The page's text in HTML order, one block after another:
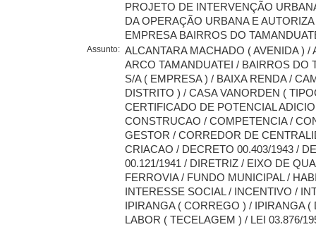
PROJETO DE INTERVENÇÃO
DA OPERAÇÃO URBANA E
EMPRESA BAIRROS DO
Assunto: ALCANTARA MACHADO ( AVENIDA ) /
ARCO TAMANDUATEI / BAIRROS DO
S/A ( EMPRESA ) / BAIXA RENDA /
DISTRITO ) / CASA VANORDEN (
CERTIFICADO DE POTENCIAL
CONSTRUCAO / COMPETENCIA /
GESTOR / CORREDOR DE
CRIACAO / DECRETO 00.403/1943 /
00.121/1941 / DIRETRIZ / EIXO DE
FERROVIA / FUNDO MUNICIPAL /
INTERESSE SOCIAL / INCENTIVO /
IPIRANGA ( CORREGO ) / IPIRANGA (
LABOR ( TECELAGEM ) / LEI 03.876/